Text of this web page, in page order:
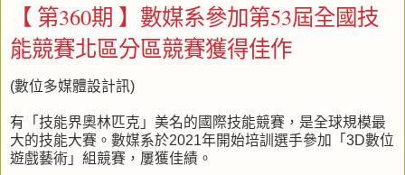
【 第360期 】數媒系參加第53屆全國技
能競賽北區分區競賽獲得佳作
(數位多媒體設計訊)
有「技能界奧林匹克」美名的國際技能競賽，是全球規模最
大的技能大賽。數媒系於2021年開始培訓選手參加「3D數位
遊戲藝術」組競賽，屢獲佳績。